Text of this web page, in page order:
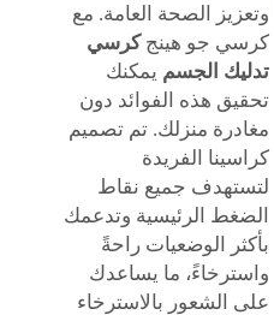
وتعزيز الصحة العامة. مع
كرسي جو هينجكرسي
تدليك الجسم يمكنك
تحقيق هذه الفوائد دون
مغادرة منزلك. تم تصميم
كراسينا الفريدة
لتستهدف جميع نقاط
الضغط الرئيسية وتدعمك
بأكثر الوضعيات راحةً
واسترخاءً، ما يساعدك
على الشعور بالاسترخاء